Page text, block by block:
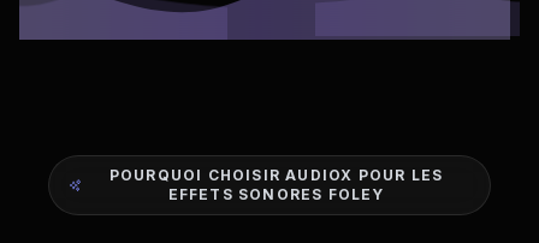
POURQUOI CHOISIR AUDIOX POUR LES
EFFETS SONORES FOLEY